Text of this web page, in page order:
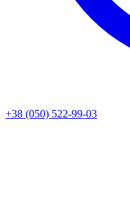
+38 (050) 522-99-03